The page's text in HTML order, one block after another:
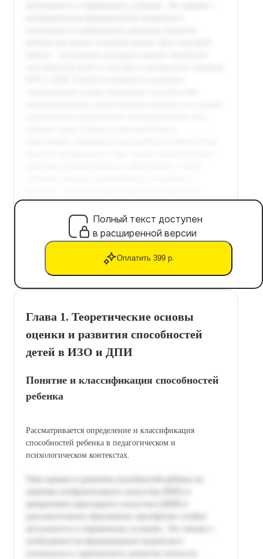
Полный текст доступен
в расширенной версии
Оплатить 399 р.
Глава 1. Теоретические основы
оценки и развития способностей
детей в ИЗО и ДПИ
Понятие и классификация способностей
ребенка
Рассматривается определение и классификация
способностей ребенка в педагогическом и
психологическом контекстах.